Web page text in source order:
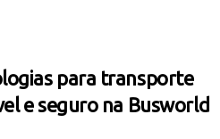
para transporte
e seguro na Busworld